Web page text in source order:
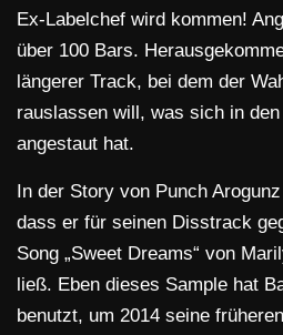
Ex-Labelchef wird kommen!
über 100 Bars.
längerer Track, bei dem der
rauslassen will, was sich in
angestaut hat.
In der Story von Punch
dass er für seinen Disstrack
Song „Sweet Dreams“ von
ließ. Eben dieses Sample hat
benutzt, um 2014 seine